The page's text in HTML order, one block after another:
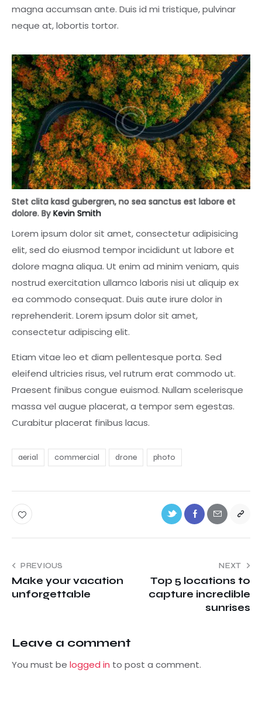
magna accumsan ante. Duis id mi tristique, pulvinar
neque at, lobortis tortor.
Stet clita kasd gubergren, no sea sanctus est labore et
dolore. By Kevin Smith
Lorem ipsum dolor sit amet, consectetur adipisicing
elit, sed do eiusmod tempor incididunt ut labore et
dolore magna aliqua. Ut enim ad minim veniam, quis
nostrud exercitation ullamco laboris nisi ut aliquip ex
ea commodo consequat. Duis aute irure dolor in
reprehenderit. Lorem ipsum dolor sit amet,
consectetur adipiscing elit.
Etiam vitae leo et diam pellentesque porta. Sed
eleifend ultricies risus, vel rutrum erat commodo ut.
Praesent finibus congue euismod. Nullam scelerisque
massa vel augue placerat, a tempor sem egestas.
Curabitur placerat finibus lacus.
aerial commercial drone photo
PREVIOUS
Make your vacation
unforgettable
NEXT
Top 5 locations to
capture incredible
sunrises
Leave a comment
You must be logged in to post a comment.